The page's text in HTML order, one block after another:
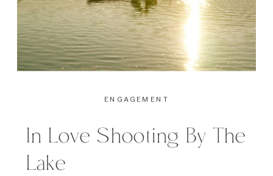
In Love Shooting By The
Lake
ENGAGEMENT